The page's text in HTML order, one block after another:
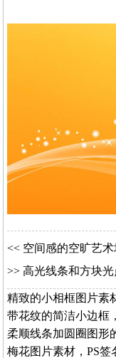
<< 空间感的空旷艺
>> 高光线条和方块
精致的小相框图片素
带花纹的简洁小边框
柔顺线条加圆圈图形
梅花图片素材，PS